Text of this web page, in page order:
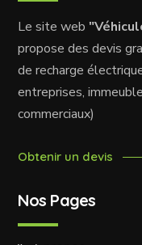
Le site web
propose des devis
de recharge
entreprises,
commerciaux)
Obtenir un devis
Nos Pages